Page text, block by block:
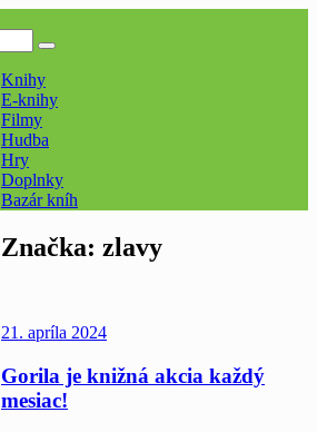
Knihy
E-knihy
Filmy
Hudba
Hry
Doplnky
Bazár kníh
Značka: zlavy
21. apríla 2024
Gorila je knižná akcia každý
mesiac!